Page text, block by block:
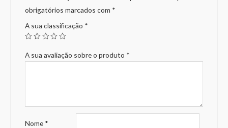
obrigatórios marcados com *
A sua classificação *
A sua avaliação sobre o produto *
Nome *